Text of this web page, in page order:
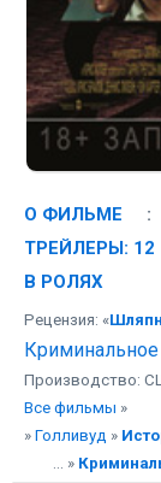
О ФИЛЬМЕ :
ТРЕЙЛЕРЫ: 12
В РОЛЯХ
Рецензия: «
Криминальное
Производство:
Все фильмы »
» Голливуд »
... »